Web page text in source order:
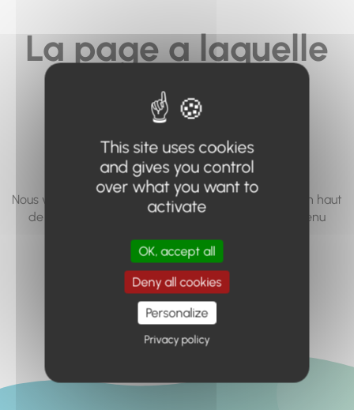
La page a laquelle
vous cherchez à
accéder n'existe
pas... ou plus.
Nous vous invitons à utiliser le moteur de recherche en haut
de page, ou à utiliser le menu pour trouver le contenu
Retour à l'accueil
This site uses cookies
and gives you control
over what you want to
activate
OK, accept all
Deny all cookies
Personalize
Privacy policy